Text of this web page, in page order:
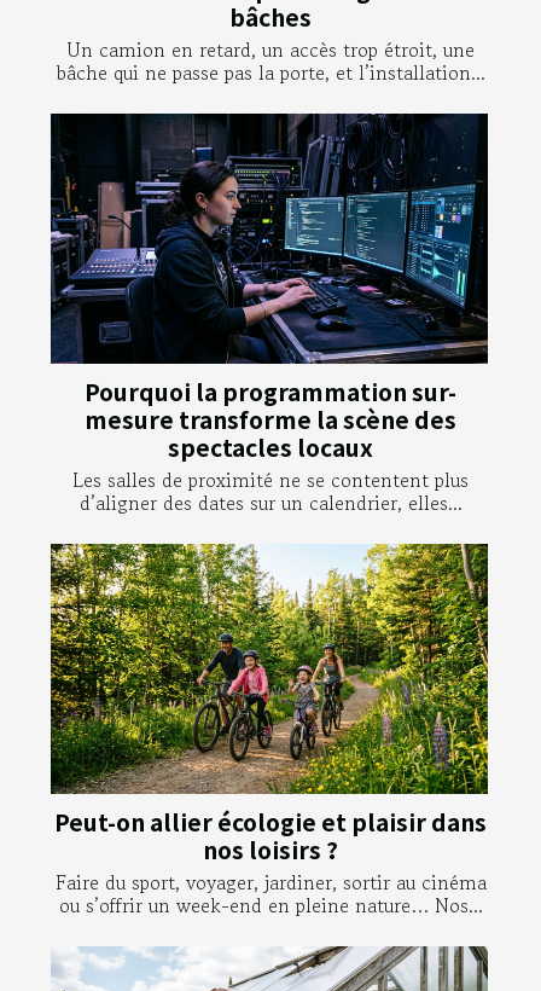
bâches
Un camion en retard, un accès trop étroit, une
bâche qui ne passe pas la porte, et l’installation...
Pourquoi la programmation sur-
mesure transforme la scène des
spectacles locaux
Les salles de proximité ne se contentent plus
d’aligner des dates sur un calendrier, elles...
Peut-on allier écologie et plaisir dans
nos loisirs ?
Faire du sport, voyager, jardiner, sortir au cinéma
ou s’offrir un week-end en pleine nature… Nos...